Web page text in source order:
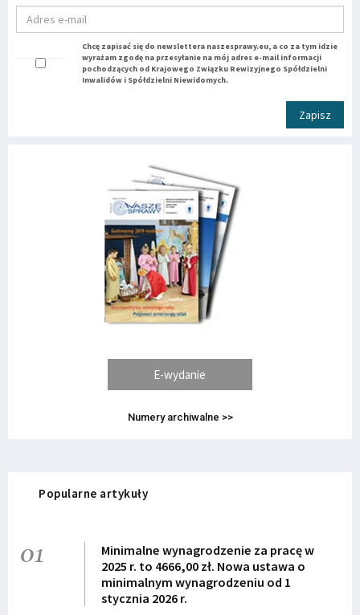
Chcę zapisać się do newslettera naszesprawy.eu, a co za tym idzie
wyrażam zgodę na przesyłanie na mój adres e-mail informacji
pochodzących od Krajowego Związku Rewizyjnego Spółdzielni
Inwalidów i Spółdzielni Niewidomych.
Zapisz
E-wydanie
Numery archiwalne >>
Popularne artykuły
01
Minimalne wynagrodzenie za pracę w
2025 r. to 4666,00 zł. Nowa ustawa o
minimalnym wynagrodzeniu od 1
stycznia 2026 r.